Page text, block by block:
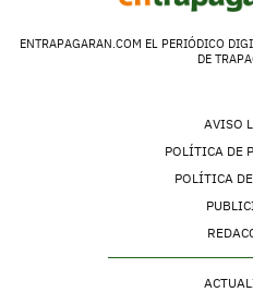
ENTRAPAGARAN.COM EL PERIÓDICO
DE
AVISO
POLÍTICA DE
POLÍTICA